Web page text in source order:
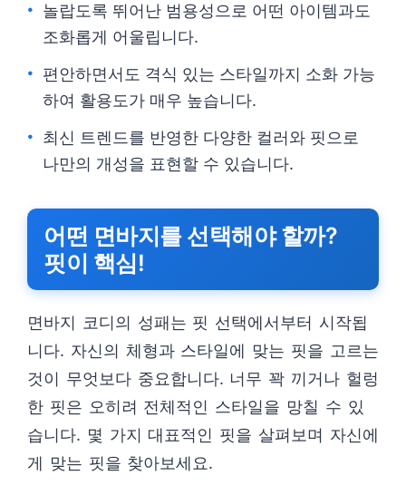
놀랍도록 뛰어난 범용성으로 어떤 아이템과도
조화롭게 어울립니다.
편안하면서도 격식 있는 스타일까지 소화 가능
하여 활용도가 매우 높습니다.
최신 트렌드를 반영한 다양한 컬러와 핏으로
나만의 개성을 표현할 수 있습니다.
어떤 면바지를 선택해야 할까?
핏이 핵심!
면바지 코디의 성패는 핏 선택에서부터 시작됩
니다. 자신의 체형과 스타일에 맞는 핏을 고르는
것이 무엇보다 중요합니다. 너무 꽉 끼거나 헐렁
한 핏은 오히려 전체적인 스타일을 망칠 수 있
습니다. 몇 가지 대표적인 핏을 살펴보며 자신에
게 맞는 핏을 찾아보세요.